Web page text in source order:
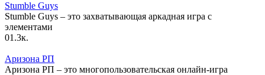
Stumble Guys
Stumble Guys – это захватывающая аркадная игра с
элементами
01.3к.
Аризона РП
Аризона РП – это многопользовательская онлайн-игра